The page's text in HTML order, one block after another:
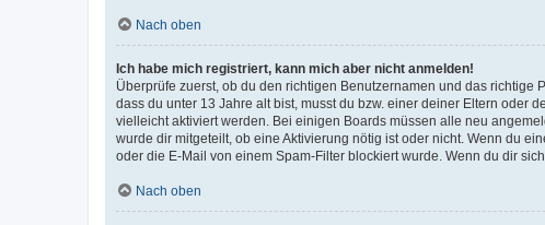
Nach oben
Ich habe mich registriert, kann mich aber nicht anmelden!
Überprüfe zuerst, ob du den richtigen Benutzernamen und das
dass du unter 13 Jahre alt bist, musst du bzw. einer deiner Eltern oder
vielleicht aktiviert werden. Bei einigen Boards müssen alle neu
wurde dir mitgeteilt, ob eine Aktivierung nötig ist oder nicht. Wenn du
oder die E-Mail von einem Spam-Filter blockiert wurde. Wenn du dir
Nach oben